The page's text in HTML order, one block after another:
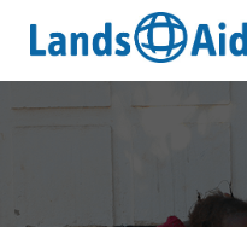
Inhalt
springen